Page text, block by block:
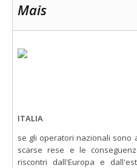
Mais
ITALIA
se gli operatori nazionali sono
scarse rese e le
riscontri dall'Europa e